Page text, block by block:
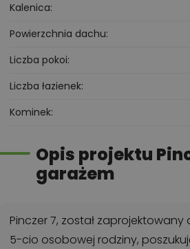
Kalenica
Powierzchnia dachu
Liczba pokoi
Liczba łazienek
Kominek
Opis projektu
garażem
Pinczer 7, został
5-cio osobowej rodziny,